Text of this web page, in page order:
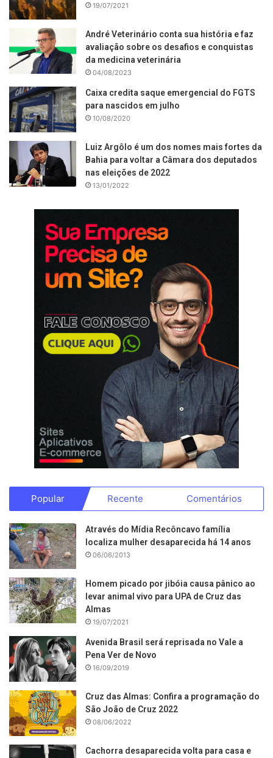
19/07/2021
André Veterinário conta sua história e faz
avaliação sobre os desafios e conquistas
da medicina veterinária
04/08/2023
Caixa credita saque emergencial do FGTS
para nascidos em julho
10/08/2020
Luiz Argôlo é um dos nomes mais fortes da
Bahia para voltar a Câmara dos deputados
nas eleições de 2022
13/01/2022
Popular Recente Comentários
Através do Mídia Recôncavo família
localiza mulher desaparecida há 14 anos
06/06/2013
Homem picado por jibóia causa pânico ao
levar animal vivo para UPA de Cruz das
Almas
19/07/2021
Avenida Brasil será reprisada no Vale a
Pena Ver de Novo
16/09/2019
Cruz das Almas: Confira a programação do
São João de Cruz 2022
08/06/2022
Cachorra desaparecida volta para casa e